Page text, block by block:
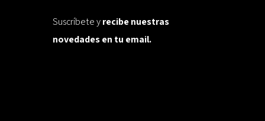
Suscríbete yrecibe nuestras
novedades en tu email.